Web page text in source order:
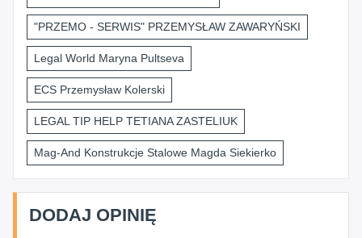
"PRZEMO - SERWIS" PRZEMYSŁAW ZAWARYŃSKI
Legal World Maryna Pultseva
ECS Przemysław Kolerski
LEGAL TIP HELP TETIANA ZASTELIUK
Mag-And Konstrukcje Stalowe Magda Siekierko
DODAJ OPINIĘ